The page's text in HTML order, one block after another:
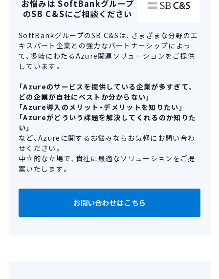
お悩みは SoftBankグループ
のSB C&Sにご相談ください
SoftBankグループのSB C&Sは、さまざまな分野のエ
キスパート企業との強力なパートナーシップによっ
て、多岐にわたるAzure関連ソリューションをご提供
しています。
「Azureのサービスを提供している企業が多すぎて、
どの企業が自社にベストか分からない」
「Azure導入のメリット・デメリットを知りたい」
「Azureがどういう課題を解決してくれるのか知りた
い」
など、Azureに関するお悩みならお気軽にお問い合わ
せください。
中立的な立場で、貴社に最適なソリューションをご提
案いたします。
お問い合わせはこちら